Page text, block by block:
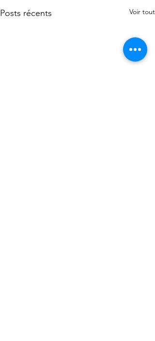
Posts récents Voir tout